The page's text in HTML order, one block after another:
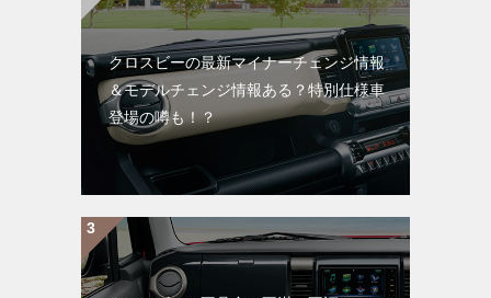
クロスビーの最新マイナーチェンジ情報
＆モデルチェンジ情報ある？特別仕様車
登場の噂も！？